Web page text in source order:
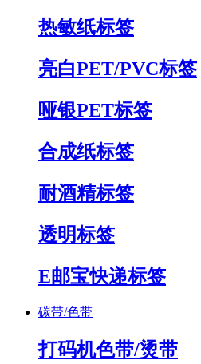
热敏纸标签
亮白PET/PVC标签
哑银PET标签
合成纸标签
耐酒精标签
透明标签
E邮宝快递标签
碳带/色带
打码机色带/烫带